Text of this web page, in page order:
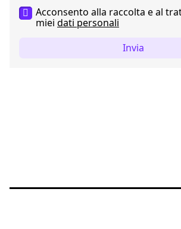
Acconsento alla raccolta e al
miei dati personali
Invia